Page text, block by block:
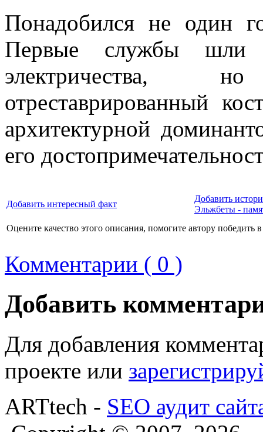
Понадобился не один
Первые службы
электричества,
отреставрированный
архитектурной
его
Добавить интересный факт
Добавить
Эльжбеты -
Оцените качество этого описания, помогите автору победить
Комментарии ( 0 )
Добавить
Для добавления
проекте или
ARTtech - SEO аудит